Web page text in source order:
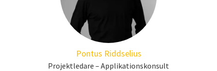
Pontus Riddselius
Projektledare – Applikationskonsult